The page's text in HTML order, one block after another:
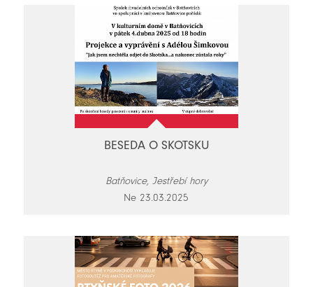
BESEDA O SKOTSKU
Batňovice, Jestřebí hory
Ne 23.03.2025